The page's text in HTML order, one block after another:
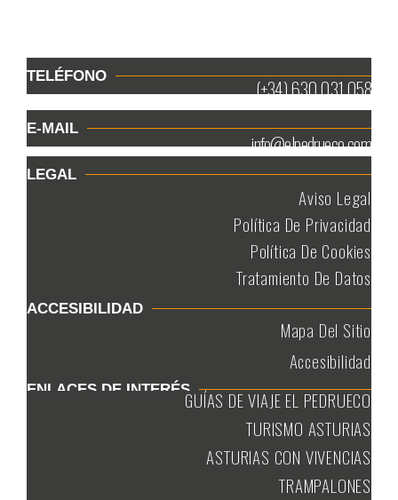
TELÉFONO (+34) 630 031 058
E-MAIL
info@elpedrueco.com
LEGAL
Aviso Legal
Política De Privacidad
Política De Cookies
Tratamiento De Datos
ACCESIBILIDAD
Mapa Del Sitio
Accesibilidad
ENLACES DE INTERÉSGUÍAS DE VIAJE EL PEDRUECO
TURISMO ASTURIAS
ASTURIAS CON VIVENCIAS
TRAMPALONES